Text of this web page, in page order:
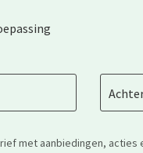
met aanbiedingen,